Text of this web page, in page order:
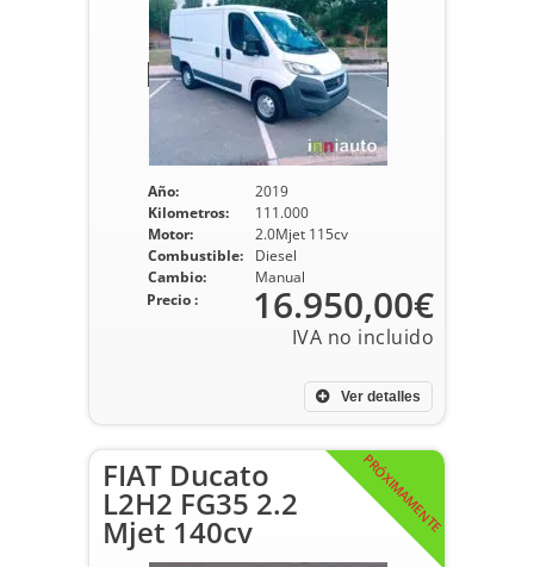
Año:
2019
Kilometros:
111.000
Motor:
2.0Mjet 115cv
Combustible:
Diesel
Cambio:
Manual
Ver detalles
Precio : 16.950,00€
PRÓXIMAMENTE
FIAT Ducato
L2H2 FG35 2.2
Mjet 140cv